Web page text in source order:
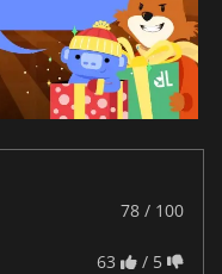
78 / 100
63 / 5